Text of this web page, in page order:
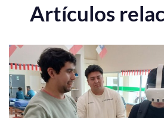
Artículos